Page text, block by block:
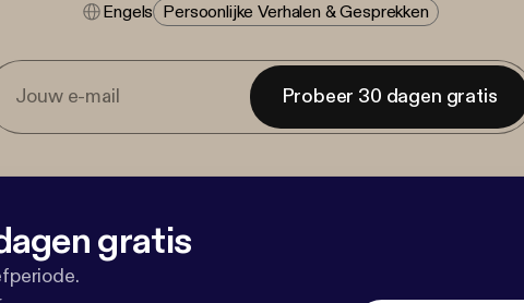
Engels Persoonlijke Verhalen & Gesprekken
Probeer 30 dagen gratis
gratis